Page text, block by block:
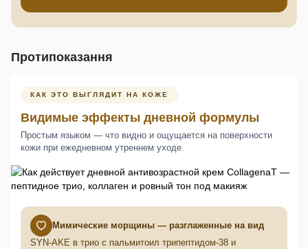
Протипоказання
КАК ЭТО ВЫГЛЯДИТ НА КОЖЕ
Видимые эффекты дневной формулы
Простым языком — что видно и ощущается на поверхности
кожи при ежедневном утреннем уходе.
Мимические морщины — разглаженные на вид
SYN-AKE в трио с пальмитоил трипептидом-38 и